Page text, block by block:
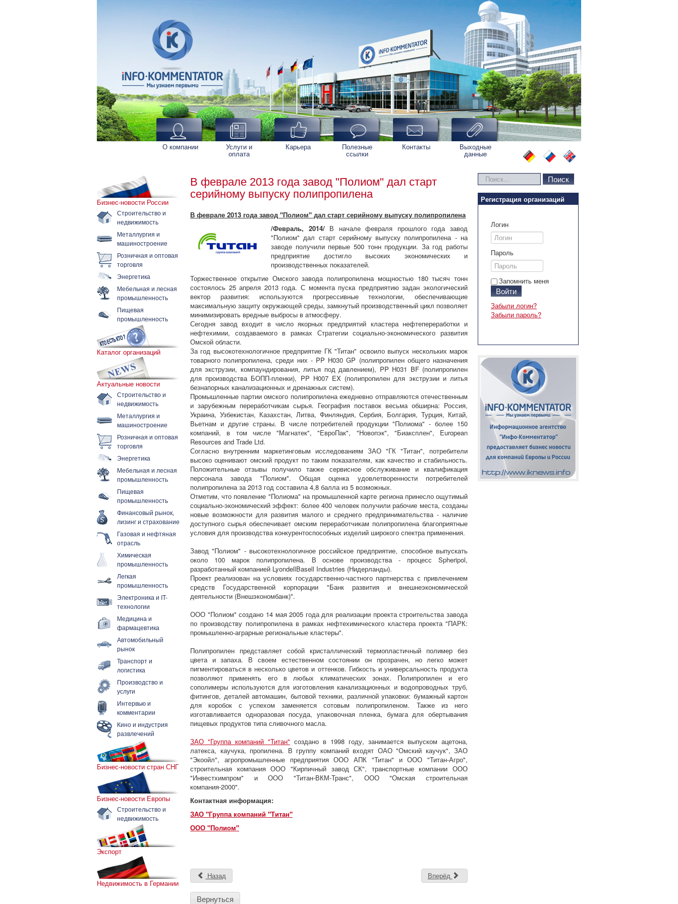
О компании Услуги и
оплата
Карьера Полезные
ссылки
Контакты Выходные
данные
Бизнес-новости России
Строительство и
недвижимость
Металлургия и
машиностроение
Розничная и оптовая
торговля
Энергетика
Мебельная и лесная
промышленность
Пищевая
промышленность
Каталог организаций
Актуальные новости
Строительство и
недвижимость
Металлургия и
машиностроение
Розничная и оптовая
торговля
Энергетика
Мебельная и лесная
промышленность
Пищевая
промышленность
Финансовый рынок,
лизинг и страхование
Газовая и нефтяная
отрасль
Химическая
промышленность
Легкая
промышленность
Электроника и IT-
технологии
Медицина и
фармацевтика
Автомобильный
рынок
Транспорт и
логистика
Производство и
услуги
Интервью и
комментарии
Кино и индустрия
развлечений
Бизнес-новости стран СНГ
Бизнес-новости Европы
Строительство и
недвижимость
Экспорт
Недвижимость в Германии
В феврале 2013 года завод "Полиом" дал старт
серийному выпуску полипропилена
В феврале 2013 года завод "Полиом" дал старт серийному выпуску полипропилена
/Февраль, 2014/ В начале февраля прошлого года завод
"Полиом" дал старт серийному выпуску полипропилена - на
заводе получили первые 500 тонн продукции. За год работы
предприятие достигло высоких экономических и
производственных показателей.
Торжественное открытие Омского завода полипропилена мощностью 180 тысяч тонн
состоялось 25 апреля 2013 года. С момента пуска предприятию задан экологический
вектор развития: используются прогрессивные технологии, обеспечивающие
максимальную защиту окружающей среды, замкнутый производственный цикл позволяет
минимизировать вредные выбросы в атмосферу.
Сегодня завод входит в число якорных предприятий кластера нефтепереработки и
нефтехимии, создаваемого в рамках Стратегии социально-экономического развития
Омской области.
За год высокотехнологичное предприятие ГК "Титан" освоило выпуск нескольких марок
товарного полипропилена, среди них - PP H030 GP (полипропилен общего назначения
для экструзии, компаундирования, литья под давлением), PP H031 BF (полипропилен
для производства БОПП-пленки), PP H007 EX (полипропилен для экструзии и литья
безнапорных канализационных и дренажных систем).
Промышленные партии омского полипропилена ежедневно отправляются отечественным
и зарубежным переработчикам сырья. География поставок весьма обширна: Россия,
Украина, Узбекистан, Казахстан, Литва, Финляндия, Сербия, Болгария, Турция, Китай,
Вьетнам и другие страны. В числе потребителей продукции "Полиома" - более 150
компаний, в том числе "Магнатек", "ЕвроПак", "Новопэк", "Биаксплен", European
Resources and Trade Ltd.
Согласно внутренним маркетинговым исследованиям ЗАО "ГК "Титан", потребители
высоко оценивают омский продукт по таким показателям, как качество и стабильность.
Положительные отзывы получило также сервисное обслуживание и квалификация
персонала завода "Полиом". Общая оценка удовлетворенности потребителей
полипропилена за 2013 год составила 4,8 балла из 5 возможных.
Отметим, что появление "Полиома" на промышленной карте региона принесло ощутимый
социально-экономический эффект: более 400 человек получили рабочие места, созданы
новые возможности для развития малого и среднего предпринимательства - наличие
доступного сырья обеспечивает омским переработчикам полипропилена благоприятные
условия для производства конкурентоспособных изделий широкого спектра применения.
Завод "Полиом" - высокотехнологичное российское предприятие, способное выпускать
около 100 марок полипропилена. В основе производства - процесс Spheripol,
разработанный компанией LyondellBasell Industries (Нидерланды).
Проект реализован на условиях государственно-частного партнерства с привлечением
средств Государственной корпорации "Банк развития и внешнеэкономической
деятельности (Внешэкономбанк)".
ООО "Полиом" создано 14 мая 2005 года для реализации проекта строительства завода
по производству полипропилена в рамках нефтехимического кластера проекта "ПАРК:
промышленно-аграрные региональные кластеры".
Полипропилен представляет собой кристаллический термопластичный полимер без
цвета и запаха. В своем естественном состоянии он прозрачен, но легко может
пигментироваться в несколько цветов и оттенков. Гибкость и универсальность продукта
позволяют применять его в любых климатических зонах. Полипропилен и его
сополимеры используются для изготовления канализационных и водопроводных труб,
фитингов, деталей автомашин, бытовой техники, различной упаковки: бумажный картон
для коробок с успехом заменяется сотовым полипропиленом. Также из него
изготавливается одноразовая посуда, упаковочная пленка, бумага для обертывания
пищевых продуктов типа сливочного масла.
ЗАО "Группа компаний "Титан" создано в 1998 году, занимается выпуском ацетона,
латекса, каучука, пропилена. В группу компаний входят ОАО "Омский каучук", ЗАО
"Экоойл", агропромышленные предприятия ООО АПК "Титан" и ООО "Титан-Агро",
строительная компания ООО "Кирпичный завод СК", транспортные компании ООО
"Инвестхимпром" и ООО "Титан-ВКМ-Транс", ООО "Омская строительная
компания-2000".
Контактная информация:
ЗАО "Группа компаний "Титан"
ООО "Полиом"
Назад Вперёд
Вернуться
Искать... Поиск
Регистрация организаций
Логин
Пароль
Запомнить меня
Войти
Забыли логин?
Забыли пароль?